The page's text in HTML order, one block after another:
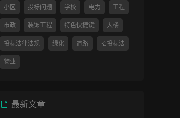
小区 投标问题 学校 电力 工程
市政 装饰工程 特色快捷键 大楼
投标法律法规 绿化 道路 招投标法
物业
最新文章